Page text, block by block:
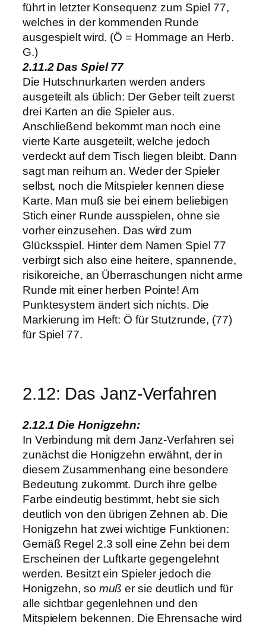
führt in letzter Konsequenz zum Spiel 77,
welches in der kommenden Runde
ausgespielt wird. (Ö = Hommage an Herb.
G.)
2.11.2 Das Spiel 77
Die Hutschnurkarten werden anders
ausgeteilt als üblich: Der Geber teilt zuerst
drei Karten an die Spieler aus.
Anschließend bekommt man noch eine
vierte Karte ausgeteilt, welche jedoch
verdeckt auf dem Tisch liegen bleibt. Dann
sagt man reihum an. Weder der Spieler
selbst, noch die Mitspieler kennen diese
Karte. Man muß sie bei einem beliebigen
Stich einer Runde ausspielen, ohne sie
vorher einzusehen. Das wird zum
Glücksspiel. Hinter dem Namen Spiel 77
verbirgt sich also eine heitere, spannende,
risikoreiche, an Überraschungen nicht arme
Runde mit einer herben Pointe! Am
Punktesystem ändert sich nichts. Die
Markierung im Heft: Ö für Stutzrunde, (77)
für Spiel 77.
2.12: Das Janz-Verfahren
2.12.1 Die Honigzehn:
In Verbindung mit dem Janz-Verfahren sei
zunächst die Honigzehn erwähnt, der in
diesem Zusammenhang eine besondere
Bedeutung zukommt. Durch ihre gelbe
Farbe eindeutig bestimmt, hebt sie sich
deutlich von den übrigen Zehnen ab. Die
Honigzehn hat zwei wichtige Funktionen:
Gemäß Regel 2.3 soll eine Zehn bei dem
Erscheinen der Luftkarte gegengelehnt
werden. Besitzt ein Spieler jedoch die
Honigzehn, so mußer sie deutlich und für
alle sichtbar gegenlehnen und den
Mitspielern bekennen. Die Ehrensache wird